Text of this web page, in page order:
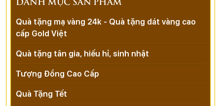
Quà tặng mạ vàng 24k - Quà tặng dát vàng cao
cấp Gold Việt
Quà tặng tân gia, hiếu hỉ, sinh nhật
Tượng Đồng Cao Cấp
Quà Tặng Tết